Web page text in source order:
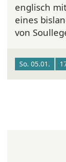
englisch
eines
von
So. 05.01.